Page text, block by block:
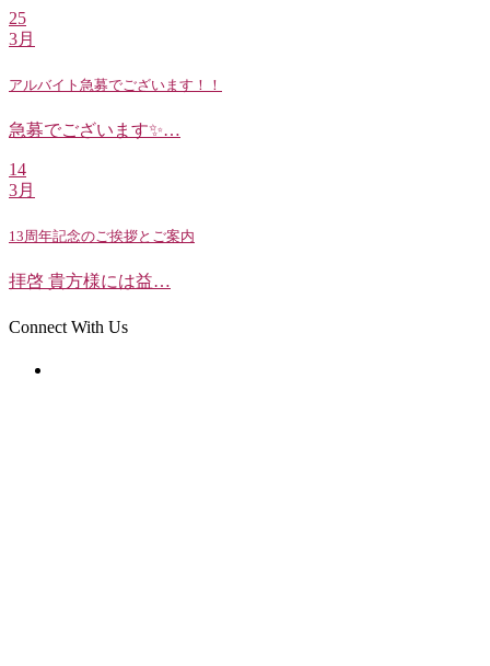
25
3月
アルバイト急募でございます！！
急募でございます✨…
14
3月
13周年記念のご挨拶とご案内
拝啓 貴方様には益…
Connect With Us